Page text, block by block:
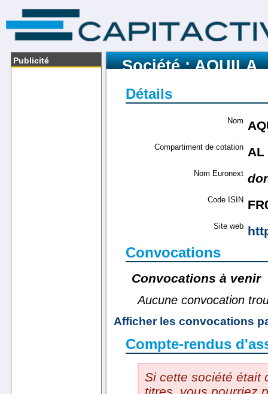
Publicité Société : AQUILA
Détails
Nom
Compartiment de cotation AL
Nom Euronext
Code ISIN
Site web
Convocations
Convocations à venir
Aucune convocation
Afficher les convocations
Compte-rendus
Si cette société était